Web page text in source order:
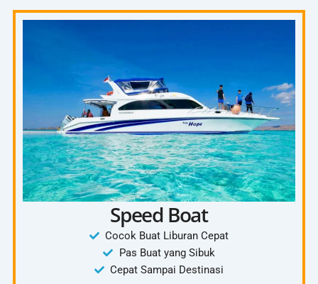
Speed Boat
Cocok Buat Liburan Cepat
Pas Buat yang Sibuk
Cepat Sampai Destinasi